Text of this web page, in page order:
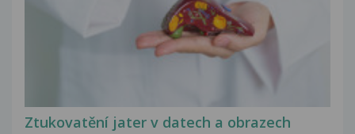
Ztukovatění jater v datech a obrazech